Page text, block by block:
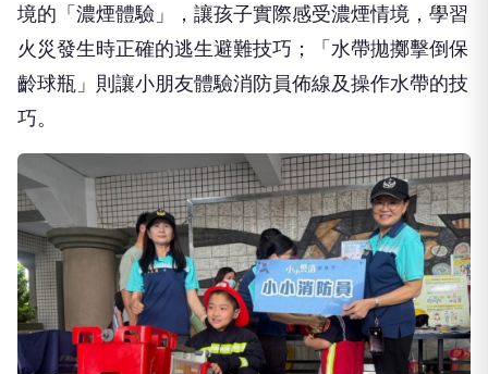
境的「濃煙體驗」，讓孩子實際感受濃煙情境，學習
火災發生時正確的逃生避難技巧；「水帶拋擲擊倒保
齡球瓶」則讓小朋友體驗消防員佈線及操作水帶的技
巧。